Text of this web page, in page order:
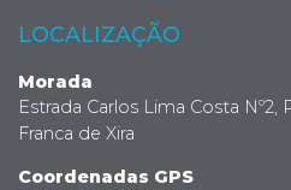
LOCALIZAÇÃO
Morada
Estrada Carlos Lima Costa
Franca de Xira
Coordenadas GPS